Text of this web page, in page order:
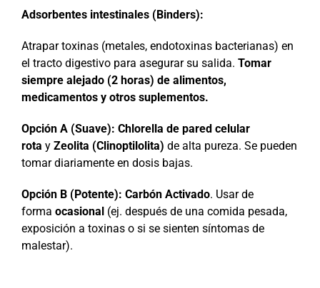
Adsorbentes intestinales (Binders):
Atrapar toxinas (metales, endotoxinas bacterianas) en
el tracto digestivo para asegurar su salida. Tomar
siempre alejado (2 horas) de alimentos,
medicamentos y otros suplementos.
Opción A (Suave): Chlorella de pared celular
rota y Zeolita (Clinoptilolita) de alta pureza. Se pueden
tomar diariamente en dosis bajas.
Opción B (Potente): Carbón Activado. Usar de
forma ocasional(ej. después de una comida pesada,
exposición a toxinas o si se sienten síntomas de
malestar).